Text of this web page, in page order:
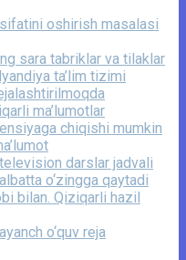
oshirish masalasi
sara tabriklar va tilaklar
ta’lim tizimi
ma’lumotlar
chiqishi mumkin
darslar jadvali
o‘zingga qaytadi
bilan. Qiziqarli hazil
o‘quv reja